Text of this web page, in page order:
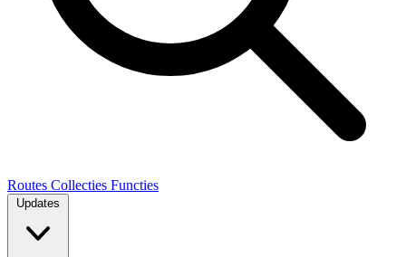
Routes Collecties Functies
Updates